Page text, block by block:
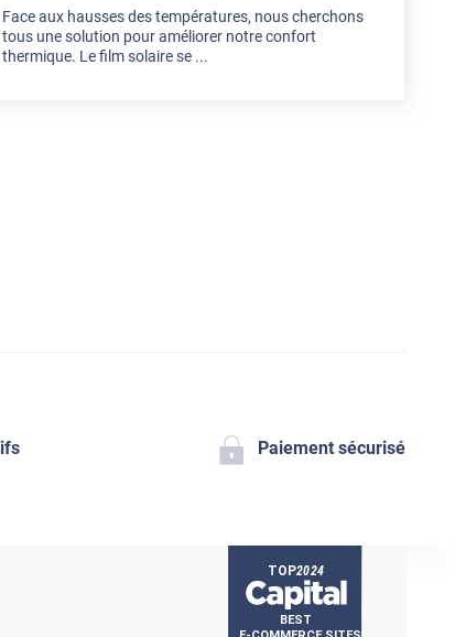
Face aux hausses des températures, nous cherchons
tous une solution pour améliorer notre confort
thermique. Le film solaire se ...
Paiement sécurisé